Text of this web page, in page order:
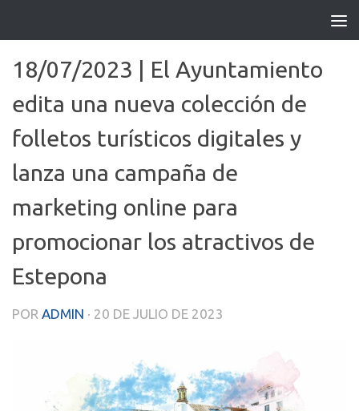
18/07/2023 | El Ayuntamiento
edita una nueva colección de
folletos turísticos digitales y
lanza una campaña de
marketing online para
promocionar los atractivos de
Estepona
POR ADMIN · 20 DE JULIO DE 2023